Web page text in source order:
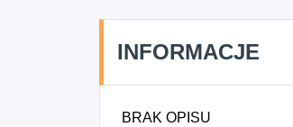
INFORMACJE
BRAK OPISU